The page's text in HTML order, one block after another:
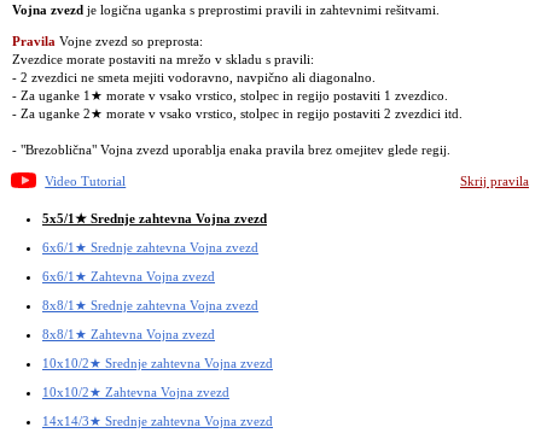
Vojna zvezd je logična uganka s preprostimi pravili in zahtevnimi rešitvami.
Pravila Vojne zvezd so preprosta:
Zvezdice morate postaviti na mrežo v skladu s pravili:
- 2 zvezdici ne smeta mejiti vodoravno, navpično ali diagonalno.
- Za uganke 1★ morate v vsako vrstico, stolpec in regijo postaviti 1 zvezdico.
- Za uganke 2★ morate v vsako vrstico, stolpec in regijo postaviti 2 zvezdici itd.
- "Brezoblična" Vojna zvezd uporablja enaka pravila brez omejitev glede regij.
Video Tutorial Skrij pravila
5x5/1★ Srednje zahtevna Vojna zvezd
6x6/1★ Srednje zahtevna Vojna zvezd
6x6/1★ Zahtevna Vojna zvezd
8x8/1★ Srednje zahtevna Vojna zvezd
8x8/1★ Zahtevna Vojna zvezd
10x10/2★ Srednje zahtevna Vojna zvezd
10x10/2★ Zahtevna Vojna zvezd
14x14/3★ Srednje zahtevna Vojna zvezd